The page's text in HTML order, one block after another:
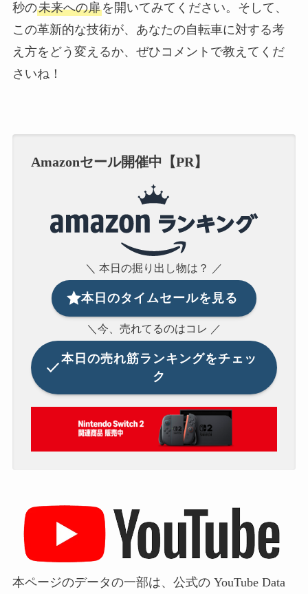
秒の未来への扉を開いてみてください。そして、
この革新的な技術が、あなたの自転車に対する考
え方をどう変えるか、ぜひコメントで教えてくだ
さいね！
Amazonセール開催中【PR】
＼ 本日の掘り出し物は？ ／
本日のタイムセールを見る
＼今、売れてるのはコレ ／
本日の売れ筋ランキングをチェッ
ク
本ページのデータの一部は、公式の YouTube Data